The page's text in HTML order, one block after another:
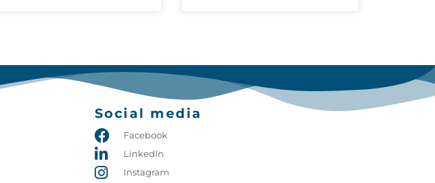
Social media
Facebook
LinkedIn
Instagram